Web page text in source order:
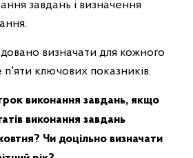
завдань і визначення
визначати для кожного
п'яти ключових показників.
виконання завдань, якщо
виконання завдань
Чи доцільно визначати